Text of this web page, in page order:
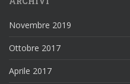
Novembre 2019
Ottobre 2017
Aprile 2017